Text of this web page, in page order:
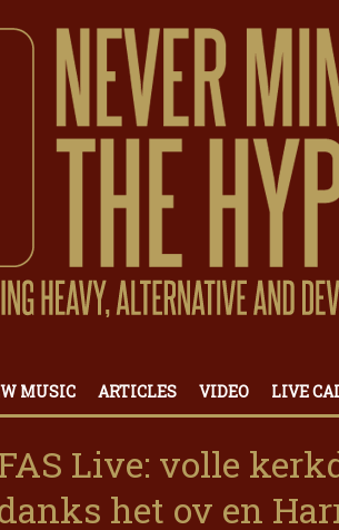
MUSIC ARTICLES VIDEO LIVE
Live: volle
het ov en